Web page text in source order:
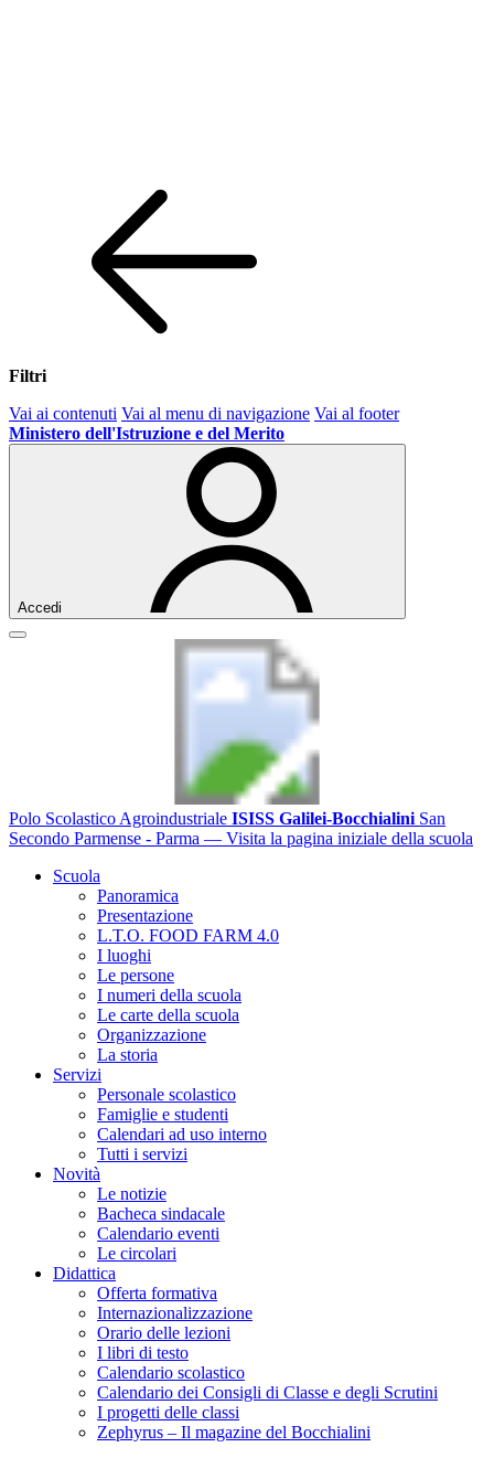
Filtri
Vai ai contenuti Vai al menu di navigazione Vai al footer
Ministero dell'Istruzione e del Merito
Accedi
Polo Scolastico Agroindustriale ISISS Galilei-Bocchialini San
Secondo Parmense - Parma — Visita la pagina iniziale della scuola
Scuola
Panoramica
Presentazione
L.T.O. FOOD FARM 4.0
I luoghi
Le persone
I numeri della scuola
Le carte della scuola
Organizzazione
La storia
Servizi
Personale scolastico
Famiglie e studenti
Calendari ad uso interno
Tutti i servizi
Novità
Le notizie
Bacheca sindacale
Calendario eventi
Le circolari
Didattica
Offerta formativa
Internazionalizzazione
Orario delle lezioni
I libri di testo
Calendario scolastico
Calendario dei Consigli di Classe e degli Scrutini
I progetti delle classi
Zephyrus – Il magazine del Bocchialini